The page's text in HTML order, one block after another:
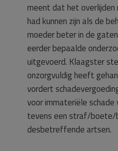
meent dat het overlijden
had kunnen zijn als de
moeder beter in de
eerder bepaalde
uitgevoerd. Klaagster
onzorgvuldig heeft
vordert
voor immateriële
tevens een straf/boete/
desbetreffende artsen.